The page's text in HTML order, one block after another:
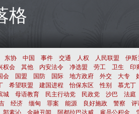
格
东协 中国 事件 交通 人权 人民联盟
伊斯
权会 其他 内安法令 净选盟 劳工 卫生
印
会 国盟 国防 国际 地方政府 外交 大专
希望联盟 建国进程 怡保东区 性别
慕尤丁
城 母语教育 民主行动党 民政党 沙巴
法庭
经济 缅甸 罪案 能源 良好施政 警察
评
郭素沁 金融丑闻 阿都拉巴达威 雇员公积金